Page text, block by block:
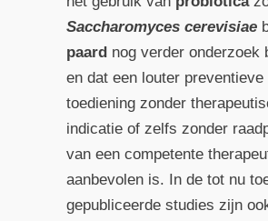
Saccharomyces cerevisiae
paard nog verder onderzoek
en dat een louter preventieve
toediening zonder
indicatie of zelfs zonder
van een competente
aanbevolen is. In de tot nu
gepubliceerde studies zijn